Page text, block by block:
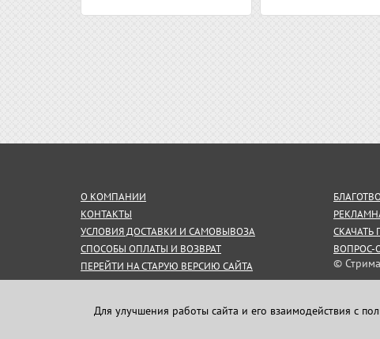
О КОМПАНИИ
КОНТАКТЫ
УСЛОВИЯ ДОСТАВКИ И САМОВЫВОЗА
СПОСОБЫ ОПЛАТЫ И ВОЗВРАТ
ПЕРЕЙТИ НА СТАРУЮ ВЕРСИЮ САЙТА
СОГЛАШЕНИЕ НА ОБРАБОТКУ
СКАЧАТЬ
ВОПРОС-
©
Для улучшения работы сайта и его взаимодействия с